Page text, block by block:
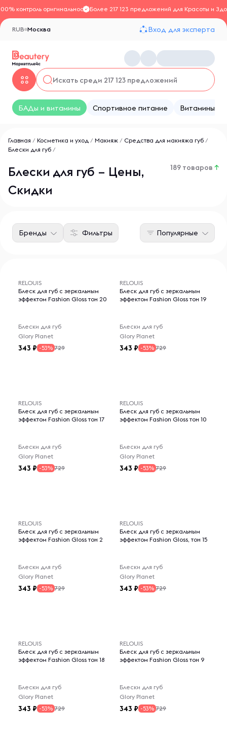
контроль оригинальностиБолее 217 123 предложений для Красоты и
Москва
RUB Вход для эксперта
БАДы и витамины Спортивное питание Витамины
Главная / Косметика и уход / Макияж / Средства для макияжа губ /
Блески для губ /
Блески для губ – Цены,
Скидки
189 товаров ↑
Фильтры
Бренды Популярные
RELOUIS
Блеск для губ с зеркальным
эффектом Fashion Gloss тон 20
Блески для губ
Glory Planet
343 -53% 729
RELOUIS
Блеск для губ с зеркальным
эффектом Fashion Gloss тон 19
Блески для губ
Glory Planet
343 -53% 729
RELOUIS
Блеск для губ с зеркальным
эффектом Fashion Gloss тон 17
Блески для губ
Glory Planet
343 -53% 729
RELOUIS
Блеск для губ с зеркальным
эффектом Fashion Gloss тон 10
Блески для губ
Glory Planet
343 -53% 729
RELOUIS
Блеск для губ с зеркальным
эффектом Fashion Gloss тон 2
Блески для губ
Glory Planet
343 -53% 729
RELOUIS
Блеск для губ с зеркальным
эффектом Fashion Gloss, тон 15
Блески для губ
Glory Planet
343 -53% 729
RELOUIS
Блеск для губ с зеркальным
эффектом Fashion Gloss тон 18
Блески для губ
Glory Planet
343 -53% 729
RELOUIS
Блеск для губ с зеркальным
эффектом Fashion Gloss тон 9
Блески для губ
Glory Planet
343 -53% 729